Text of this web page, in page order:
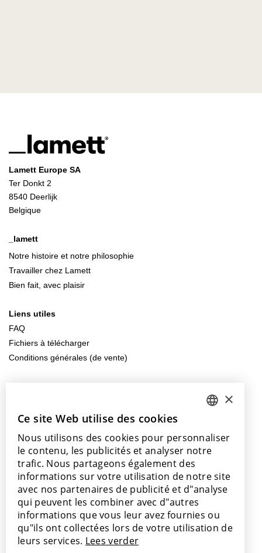
Lamett Europe SA
Ter Donkt 2
8540 Deerlijk
Belgique
_lamett
Notre histoire et notre philosophie
Travailler chez Lamett
Bien fait, avec plaisir
Liens utiles
FAQ
Fichiers à télécharger
Conditions générales (de vente)
+32 56 77 45 15
Venez nous rendre visite
Nos points de vente
Avec le soutien de
ENGLISH
FRENCH
SPANISH
×
Ce site Web utilise des cookies
Nous utilisons des cookies pour personnaliser
le contenu, les publicités et analyser notre
trafic. Nous partageons également des
informations sur votre utilisation de notre site
avec nos partenaires de publicité et d"analyse
qui peuvent les combiner avec d"autres
informations que vous leur avez fournies ou
qu"ils ont collectées lors de votre utilisation de
leurs services. Lees verder